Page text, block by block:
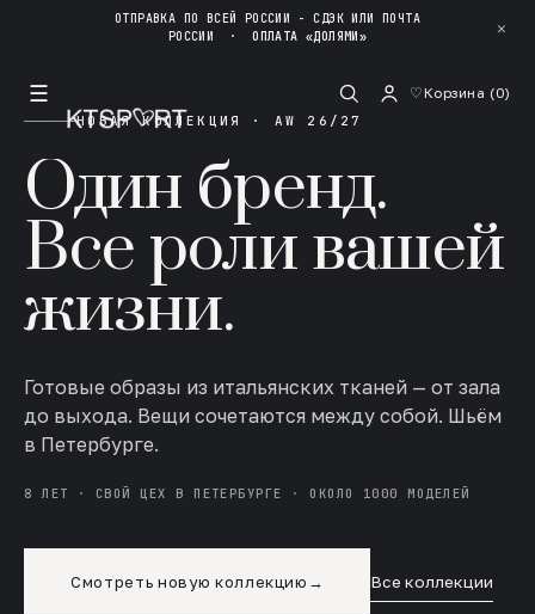
ОТПРАВКА ПО ВСЕЙ РОССИИ - СДЭК ИЛИ ПОЧТА
РОССИИ ·ОПЛАТА «ДОЛЯМИ» ✕
☰ ♡Корзина (0)
НОВАЯ КОЛЛЕКЦИЯ · AW 26/27
Один бренд.
Все роли вашей
жизни.
Готовые образы из итальянских тканей — от зала
до выхода. Вещи сочетаются между собой. Шьём
в Петербурге.
8 ЛЕТ · СВОЙ ЦЕХ В ПЕТЕРБУРГЕ · ОКОЛО 1000 МОДЕЛЕЙ
Смотреть новую коллекцию → Все коллекции